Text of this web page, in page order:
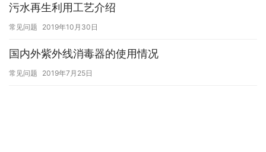
污水再生利用工艺介绍
常见问题 2019年10月30日
国内外紫外线消毒器的使用情况
常见问题 2019年7月25日